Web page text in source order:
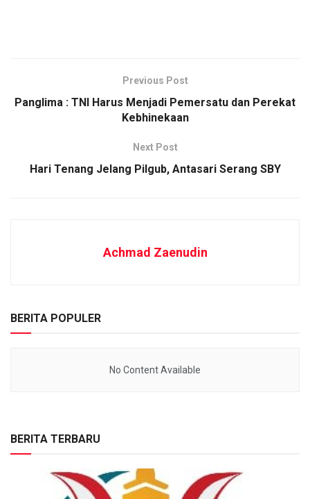
Previous Post
Panglima : TNI Harus Menjadi Pemersatu dan Perekat
Kebhinekaan
Next Post
Hari Tenang Jelang Pilgub, Antasari Serang SBY
Achmad Zaenudin
BERITA POPULER
No Content Available
BERITA TERBARU